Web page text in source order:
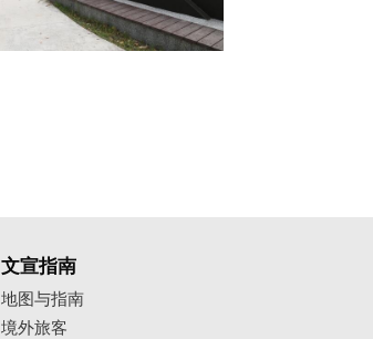
文宣指南
地图与指南
境外旅客